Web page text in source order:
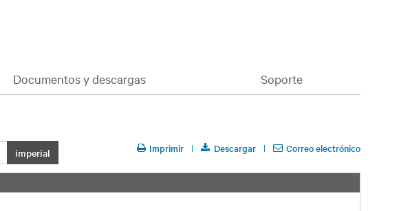
Documentos y descargas Soporte
imperial Imprimir Descargar Correo electrónico